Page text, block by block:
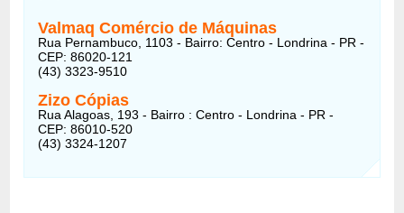
Valmaq Comércio de Máquinas
Rua Pernambuco, 1103 - Bairro: Centro - Londrina - PR -
CEP: 86020-121
(43) 3323-9510
Zizo Cópias
Rua Alagoas, 193 - Bairro : Centro - Londrina - PR -
CEP: 86010-520
(43) 3324-1207